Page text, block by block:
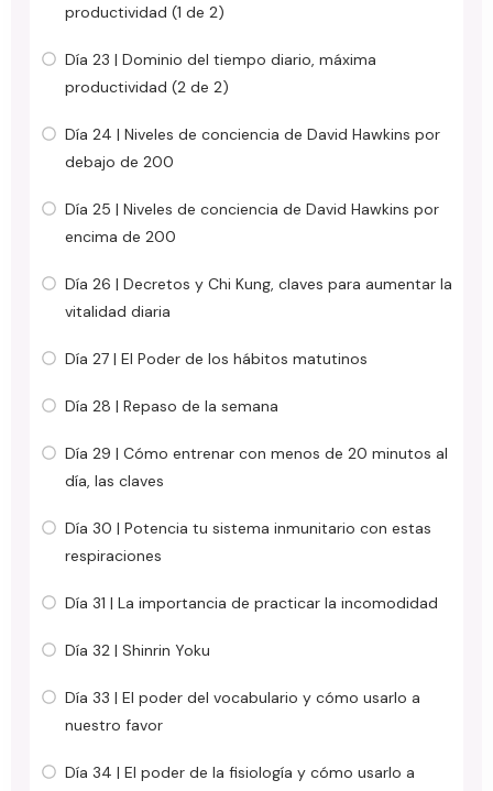
productividad (1 de 2)
Día 23 | Dominio del tiempo diario, máxima
productividad (2 de 2)
Día 24 | Niveles de conciencia de David Hawkins por
debajo de 200
Día 25 | Niveles de conciencia de David Hawkins por
encima de 200
Día 26 | Decretos y Chi Kung, claves para aumentar la
vitalidad diaria
Día 27 | El Poder de los hábitos matutinos
Día 28 | Repaso de la semana
Día 29 | Cómo entrenar con menos de 20 minutos al
día, las claves
Día 30 | Potencia tu sistema inmunitario con estas
respiraciones
Día 31 | La importancia de practicar la incomodidad
Día 32 | Shinrin Yoku
Día 33 | El poder del vocabulario y cómo usarlo a
nuestro favor
Día 34 | El poder de la fisiología y cómo usarlo a